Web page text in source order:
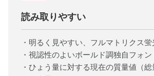
読み取りやすい
・明るく見やすい、フルマトリクス
・視認性のよいボールド調独自フォン
・ひょう量に対する現在の質量値（